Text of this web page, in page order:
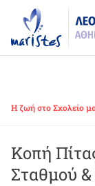
main
content
Η ζωή στο Σχολείο
Κοπή
Σταθμού